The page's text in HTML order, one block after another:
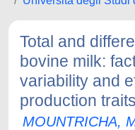
Total and
bovine milk:
variability and
production traits
MOUNTRICHA,